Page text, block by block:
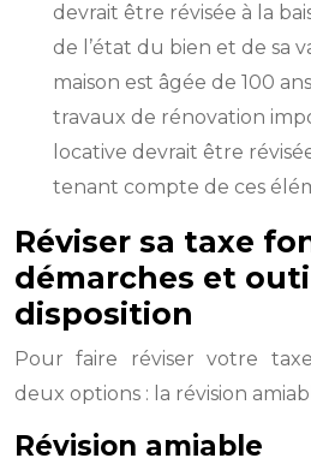
devrait être révisée à la
de l’état du bien et de sa
maison est âgée de 100
travaux de rénovation
locative devrait être
tenant compte de ces
Réviser sa taxe
démarches et
disposition
Pour faire réviser votre
deux options : la révision
Révision amiable